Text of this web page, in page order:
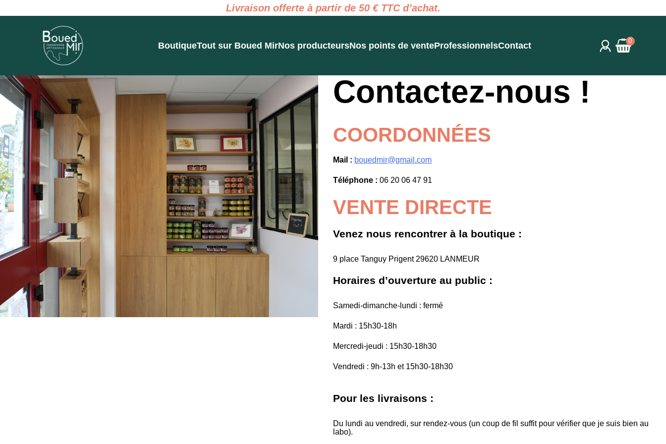
Livraison offerte à partir de 50 € TTC d’achat.
BoutiqueTout sur Boued MirNos producteursNos points de venteProfessionnelsContact 0
Contactez-nous !
COORDONNÉES
Mail : bouedmir@gmail.com
Téléphone : 06 20 06 47 91
VENTE DIRECTE
Venez nous rencontrer à la boutique :
9 place Tanguy Prigent 29620 LANMEUR
Horaires d’ouverture au public :
Samedi-dimanche-lundi : fermé
Mardi : 15h30-18h
Mercredi-jeudi : 15h30-18h30
Vendredi : 9h-13h et 15h30-18h30
Pour les livraisons :
Du lundi au vendredi, sur rendez-vous (un coup de fil suffit pour vérifier que je suis bien au
labo).